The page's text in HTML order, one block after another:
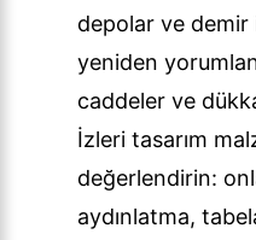
depolar ve
yeniden
caddeler ve
İzleri tasarım
değerlendirin:
aydınlatma,